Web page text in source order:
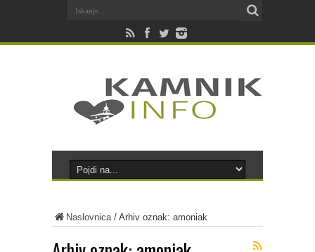
Naslovnica/ Arhiv oznak: amoniak